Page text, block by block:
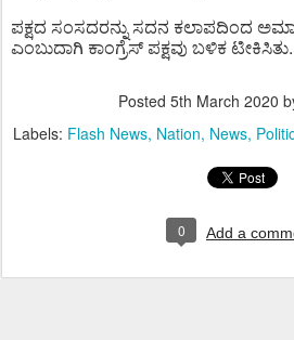
ಪಕ್ಷದ ಸಂಸದರನ್ನು ಸದನ ಕಲಾಪದಿಂದ
ಎಂಬುದಾಗಿ ಕಾಂಗ್ರೆಸ್ ಪಕ್ಷವು ಬಳಿಕ ಟೀಕಿಸಿತು.
Posted 5th March 2020
Labels: Flash News Nation News
0 Add a